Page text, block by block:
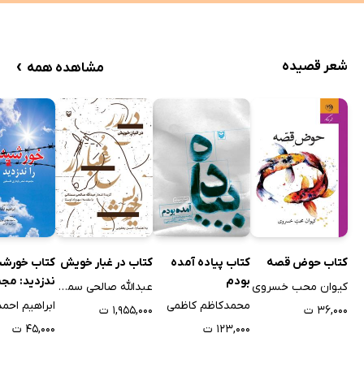
شعر قصیده مشاهده همه ›
کتاب حوض قصه
کیوان محب خسروی
۳۶,۰۰۰ ت
کتاب پیاده آمده
بودم
محمدکاظم کاظمی
۱۲۳,۰۰۰ ت
کتاب در غبار خویش
عبدالله صالحی سمنانی
۱,۹۵۵,۰۰۰ ت
کتاب
ندزدید:
شعر
۴۵,۰۰۰ ت